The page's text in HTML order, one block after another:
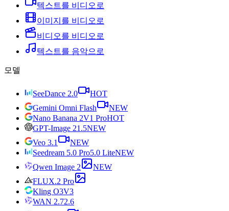
텍스트를 비디오로
이미지를 비디오로
비디오를 비디오로
텍스트를 음악으로
모델
SeeDance 2.0
HOT
Gemini Omni Flash
NEW
Nano Banana 2V1 ProHOT
GPT-Image 21.5NEW
Veo 3.1
NEW
Seedream 5.0 Pro5.0 LiteNEW
Qwen Image 2
NEW
FLUX.2 Pro
Kling O3V3
WAN 2.72.6